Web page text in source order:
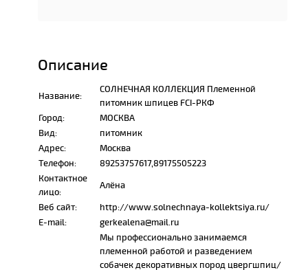
Описание
Название:
СОЛНЕЧНАЯ КОЛЛЕКЦИЯ Племенной
питомник шпицев FCI-РКФ
Город:
МОСКВА
Вид:
питомник
Адрес:
Москва
Телефон:
89253757617,89175505223
Контактное
лицо:
Алёна
Веб сайт:
http://www.solnechnaya-kollektsiya.ru/
E-mail:
gerkealena@mail.ru
Мы профессионально занимаемся
племенной работой и разведением
собачек декоративных пород цвергшпиц/